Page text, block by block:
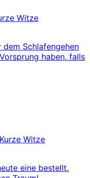
Witze
dem Schlafengehen
haben, falls
Kurze Witze
eine bestellt.